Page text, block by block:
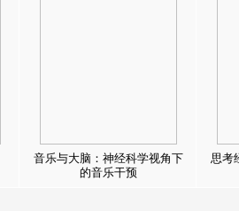
音乐与大脑：神经科学视角下
的音乐干预
思考